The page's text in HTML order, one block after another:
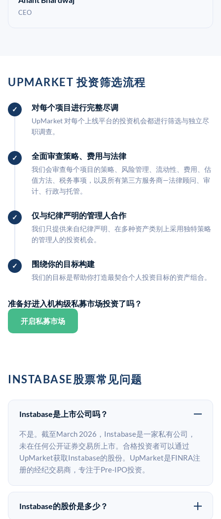
CEO
UPMARKET 投资筛选流程
对每个项目进行完整尽调
UpMarket 对每个上线平台的投资机会都进行筛选与独立尽
职调查。
全面审查策略、费用与法律
我们会审查每个项目的策略、风险管理、流动性、费用、估
值方法、税务事项，以及所有第三方服务商—法律顾问、审
计、行政与托管。
仅与纪律严明的管理人合作
我们只提供来自纪律严明、在多种资产类别上采用独特策略
的管理人的投资机会。
围绕你的目标构建
我们的目标是帮助你打造最契合个人投资目标的资产组合。
准备好进入机构级私募市场投资了吗？
开启私募市场
INSTABASE股票常见问题
Instabase是上市公司吗？
不是。截至March 2026，Instabase是一家私有公司，
未在任何公开证券交易所上市。合格投资者可以通过
UpMarket获取Instabase的股份。UpMarket是FINRA注
册的经纪交易商，专注于Pre-IPO投资。
Instabase的股价是多少？